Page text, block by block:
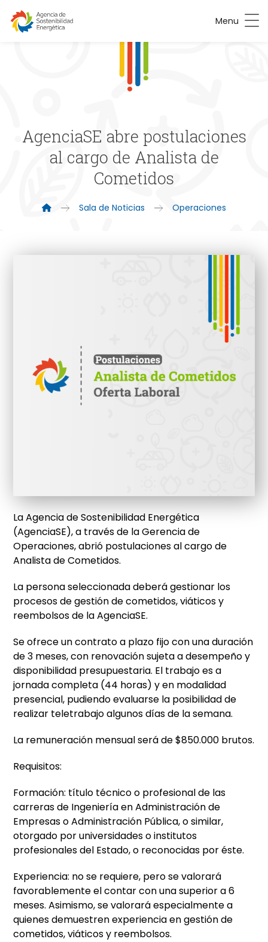
Menu
AgenciaSE abre postulaciones
al cargo de Analista de
Cometidos
Sala de Noticias Operaciones
La Agencia de Sostenibilidad Energética
(AgenciaSE), a través de la Gerencia de
Operaciones, abrió postulaciones al cargo de
Analista de Cometidos.
La persona seleccionada deberá gestionar los
procesos de gestión de cometidos, viáticos y
reembolsos de la AgenciaSE.
Se ofrece un contrato a plazo fijo con una duración
de 3 meses, con renovación sujeta a desempeño y
disponibilidad presupuestaria. El trabajo es a
jornada completa (44 horas) y en modalidad
presencial, pudiendo evaluarse la posibilidad de
realizar teletrabajo algunos días de la semana.
La remuneración mensual será de $850.000 brutos.
Requisitos:
Formación: título técnico o profesional de las
carreras de Ingeniería en Administración de
Empresas o Administración Pública, o similar,
otorgado por universidades o institutos
profesionales del Estado, o reconocidas por éste.
Experiencia: no se requiere, pero se valorará
favorablemente el contar con una superior a 6
meses. Asimismo, se valorará especialmente a
quienes demuestren experiencia en gestión de
cometidos, viáticos y reembolsos.